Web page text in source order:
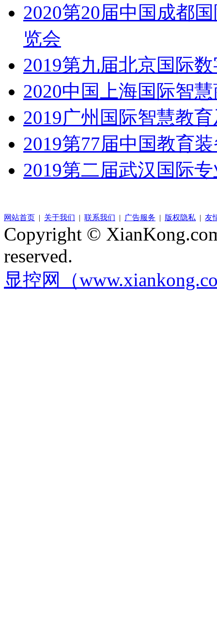
2020第20届中国成都
览会
2019第九届北京国际
2020中国上海国际智
2019广州国际智慧教
2019第77届中国教育
2019第二届武汉国际
网站首页 | 关于我们 | 联系我们 | 广告服务 | 版权隐私 | 友
Copyright ©
reserved.
显控网（